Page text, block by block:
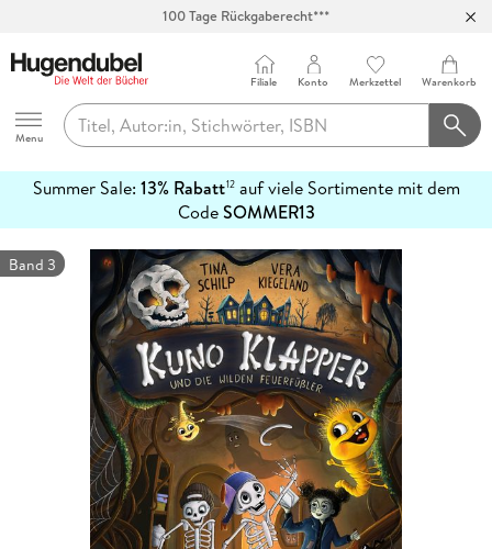
100 Tage Rückgaberecht***
Hugendubel
Menu
Filiale Konto Merkzettel Warenkorb
Summer Sale: 13% Rabatt12auf viele Sortimente mit dem
CodeSOMMER13
erfahren
Band 3